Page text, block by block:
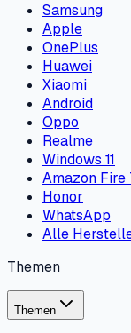
Samsung
Apple
OnePlus
Huawei
Xiaomi
Android
Oppo
Realme
Windows 11
Amazon Fire
Honor
WhatsApp
Alle
Themen
Themen